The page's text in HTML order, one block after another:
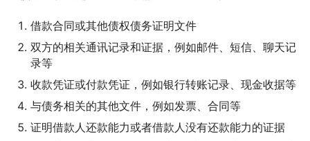
借款合同或其他债权债务证明文件
双方的相关通讯记录和证据，例如邮件、短信、聊天记
录等
收款凭证或付款凭证，例如银行转账记录、现金收据等
与债务相关的其他文件，例如发票、合同等
证明借款人还款能力或者借款人没有还款能力的证据